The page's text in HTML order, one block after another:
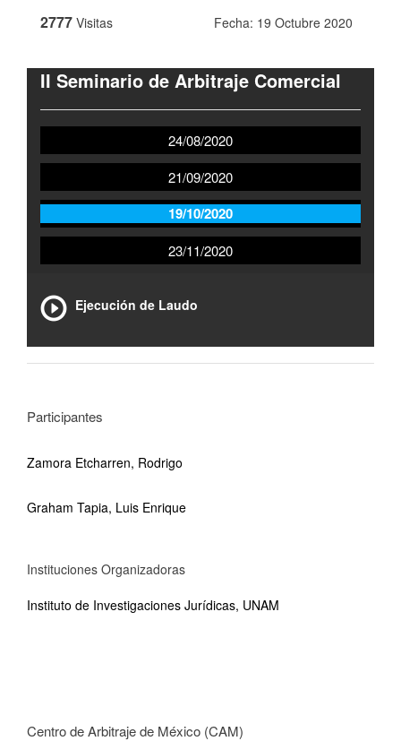
2777 Visitas Fecha: 19 Octubre 2020
II Seminario de Arbitraje Comercial
24/08/2020
21/09/2020
19/10/2020
23/11/2020
Ejecución de Laudo
Participantes
Zamora Etcharren, Rodrigo
Graham Tapia, Luis Enrique
Instituciones Organizadoras
Instituto de Investigaciones Jurídicas, UNAM
Centro de Arbitraje de México (CAM)